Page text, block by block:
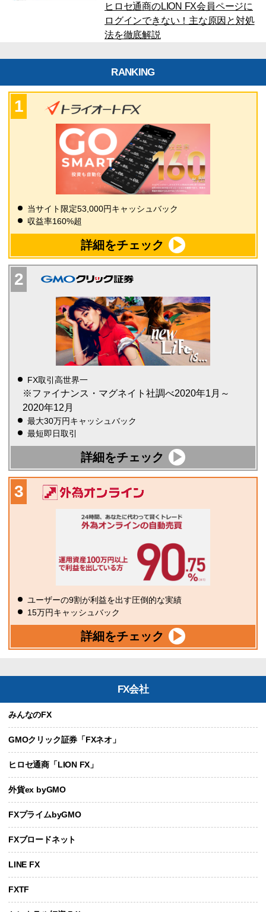
ヒロセ通商のLION FX会員ページに
ログインできない！主な原因と対処
法を徹底解説
RANKING
当サイト限定53,000円キャッシュバック
収益率160%超
詳細をチェック
FX取引高世界一
※ファイナンス・マグネイト社調べ2020年1月～
2020年12月
最大30万円キャッシュバック
最短即日取引
詳細をチェック
ユーザーの9割が利益を出す圧倒的な実績
15万円キャッシュバック
詳細をチェック
FX会社
みんなのFX
GMOクリック証券「FXネオ」
ヒロセ通商「LION FX」
外貨ex byGMO
FXプライムbyGMO
FXブロードネット
LINE FX
FXTF